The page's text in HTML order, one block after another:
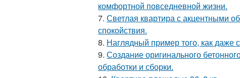
комфортной повседневной жизни.
7. Светлая квартира с акцентными
спокойствия.
8. Наглядный пример того, как даже
9. Создание оригинального
обработки и сборки.